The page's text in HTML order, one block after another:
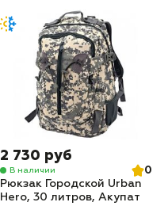
2 730 руб
В наличии
0
Рюкзак Городской Urban
Hero, 30 литров, Акупат